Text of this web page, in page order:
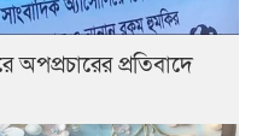
প্রতিবাদে